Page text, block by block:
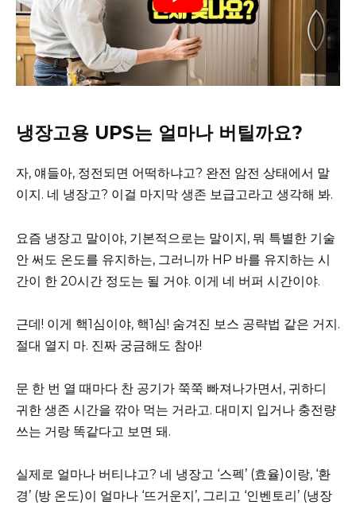
냉장고용 UPS는 얼마나 버틸까요?
자, 얘들아, 정전되면 어떡하냐고? 완전 암전 상태에서 말
이지. 네 냉장고? 이걸 마지막 생존 보급고라고 생각해 봐.
요즘 냉장고 말이야, 기본적으로는 말이지, 뭐 특별한 기술
안 써도 온도를 유지하는, 그러니까 HP 바를 유지하는 시
간이 한 20시간 정도는 될 거야. 이게 네 버퍼 시간이야.
근데! 이게 핵1심이야, 핵1심! 숨겨진 보스 공략법 같은 거지.
절대 열지 마. 진짜 궁금해도 참아!
문 한 번 열 때마다 찬 공기가 쭉쭉 빠져나가면서, 귀하디
귀한 생존 시간을 깎아 먹는 거라고. 대미지 입거나 충전량
쓰는 거랑 똑같다고 보면 돼.
실제로 얼마나 버티냐고? 네 냉장고 ‘스펙’ (효율)이랑, ‘환
경’ (방 온도)이 얼마나 ‘뜨거운지’, 그리고 ‘인벤토리’ (냉장